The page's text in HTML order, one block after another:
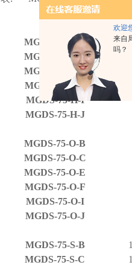
欢迎
来自
吗？
MGDS-75-H-B
MGDS-75-H-C
MGDS-75-H-E
MGDS-75-H-F
MGDS-75-H-I
MGDS-75-H-J
MGDS-75-O-B
MGDS-75-O-C
MGDS-75-O-E
MGDS-75-O-F
MGDS-75-O-I
MGDS-75-O-J
MGDS-75-S-B
MGDS-75-S-C